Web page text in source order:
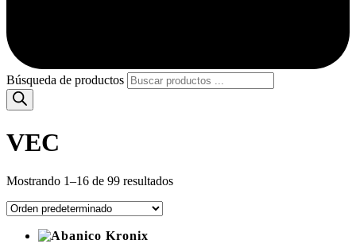
Búsqueda de productos
VEC
Mostrando 1–16 de 99 resultados